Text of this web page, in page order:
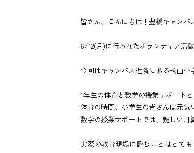
皆さん、こんにちは！豊橋キャンパ
6/12(月)に行われたボランティア活
今回はキャンパス近隣にある松山
1年生の体育と数学の授業サポート
体育の時間、小学生の皆さんは元
数学の授業サポートでは、難しい
実際の教育現場に臨むことはとて